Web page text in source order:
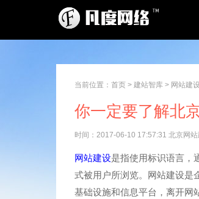
当前位置： 首页 > 建站智库 > 网站建
你一定要了解北
时间：2017-06-10 17:57:31 北京网
网站建设是指使用标识语言，
式被用户所浏览。网站建设是
基础设施和信息平台，离开网